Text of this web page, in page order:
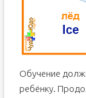
Обучение
ребёнку.